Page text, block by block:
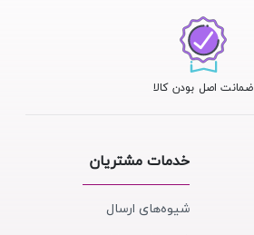
ضمانت اصل بودن کالا
خدمات مشتریان
شیوه‌های ارسال